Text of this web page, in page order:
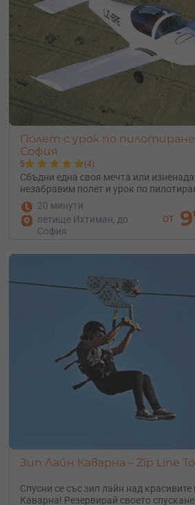
Полет с урок по
София
5 (4)
Сбъдни една своя мечта или
незабравим полет и урок по
20 минути
летище Ихтиман, до
София
от
Зип Лайн Каварна – Zip Line
Спусни се със зип лайн над
Каварна! Резервирай своето